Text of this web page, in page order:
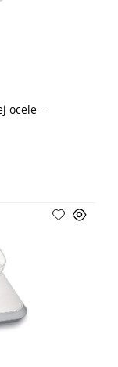
ocele –